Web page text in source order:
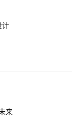
计
来